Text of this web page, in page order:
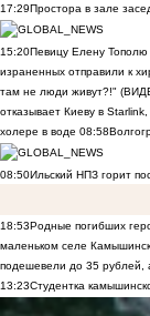
17:29Простора в зале
15:20Певицу Елену Тополю
израненных отправили к
там не люди живут?!"
отказывает Киеву в
холере в воде 08:58
08:50Ильский НПЗ горит
18:53Родные погибших
маленьком селе
подешевели до 35 рублей,
13:23Студентка